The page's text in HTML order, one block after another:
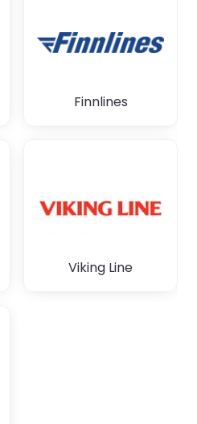
Finnlines
Viking Line